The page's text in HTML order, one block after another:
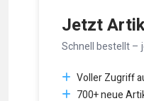
Jetzt
Schnell bestellt –
Voller Zugriff
700+ neue